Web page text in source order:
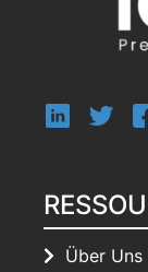
Über Uns